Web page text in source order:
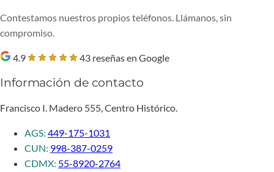
Contestamos nuestros propios teléfonos. Llámanos, sin
compromiso.
4.9 43 reseñas en Google
Información de contacto
Francisco I. Madero 555, Centro Histórico.
AGS: 449-175-1031
CUN: 998-387-0259
CDMX: 55-8920-2764